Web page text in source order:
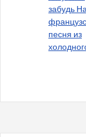
забудь На
песня из